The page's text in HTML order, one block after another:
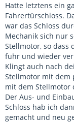
Hatte letztens ein
Fahrertürschloss.
war das Schloss
Mechanik sich nur
Stellmotor, so dass
fuhr und wieder
Klingt auch nach
Stellmotor mit dem
mit dem Stellmotor
Der Aus- und
Schloss hab ich
gemacht und neu